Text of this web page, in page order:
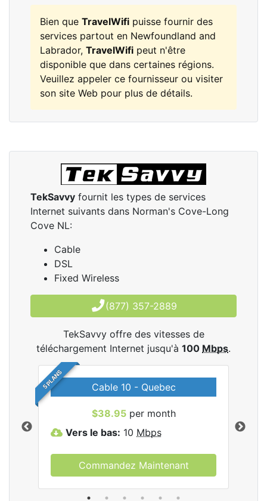
Bien que TravelWifi puisse fournir des
services partout en Newfoundland and
Labrador, TravelWifi peut n'être
disponible que dans certaines régions.
Veuillez appeler ce fournisseur ou visiter
son site Web pour plus de détails.
TekSavvy fournit les types de services
Internet suivants dans Norman's Cove-Long
Cove NL:
Cable
DSL
Fixed Wireless
(877) 357-2889
TekSavvy offre des vitesses de
téléchargement Internet jusqu'à 100 Mbps.
5 PLANS Cable 10 - Quebec
$38.95per month
Vers le bas: 10 Mbps
Commandez Maintenant